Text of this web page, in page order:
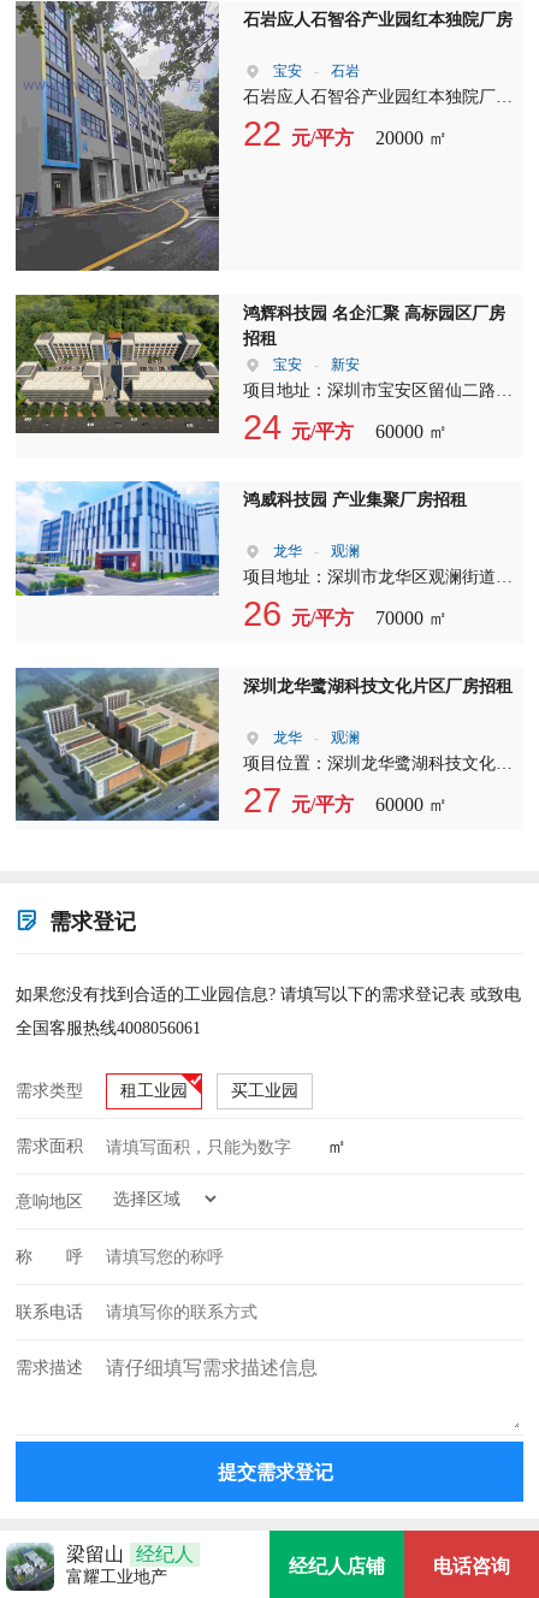
堂运营经验者勿扰
石岩应人石智谷产业园红本独院厂房
宝安 - 石岩
石岩应人石智谷产业园红本独院厂房
全球招商，招商范围:电子商务，生
物医疗，跨境电商、物流仓储、孵化
方。 可分层租，1580平米/层 5，B栋
厂房五层9800平方。 可分租1960平
米/层1楼已租??4楼已租1200平米 6，
C栋综合楼八层8100平方。
22 元/平方 20000 ㎡
鸿辉科技园 名企汇聚 高标园区厂房
招租
宝安 - 新安
项目地址：深圳市宝安区留仙二路2
号，临近地铁5号线兴东站 项目体
量：约10万㎡ 园区荣誉：2017年，
安区科技桃花源”等称号；2018年，
一；2019年，获授宝安区“移动金融
超市”服务点及党建引领“1+6”科技创
平台加强服务企业的重要力量。
24 元/平方 60000 ㎡
鸿威科技园 产业集聚厂房招租
龙华 - 观澜
项目地址：深圳市龙华区观澜街道观
光路1303号 项目体量：约15万㎡ 园
区荣誉：2017年，获得“深圳市投资
得“人才服务站”“企业服务站”称号；
（新一代信息技术产业）资质认
定”；2020年，荣获“龙华区四星级人
龙华区产业园区促进会副会长单位。
26 元/平方 70000 ㎡
深圳龙华鹭湖科技文化片区厂房招租
龙华 - 观澜
项目位置：深圳龙华鹭湖科技文化片
区，邻九龙山国家高新园片区 项目
体量：约11.3万㎡ 项目规划：重点发
27 元/平方 60000 ㎡
需求登记
如果您没有找到合适的工业园信息? 请填写以下的需求登记表 或致电
全国客服热线4008056061
需求类型 租工业园 买工业园
需求面积 ㎡
意响地区
称 呼
联系电话
需求描述
梁留山 经纪人
富耀工业地产
经纪人店铺 电话咨询